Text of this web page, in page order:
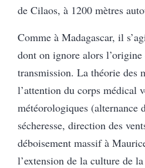
de Cilaos, à 1200 mètres
Comme à Madagascar, il
dont on ignore alors
transmission. La théorie des
l’attention du corps médical
météorologiques (alternance
sécheresse, direction des
déboisement massif à
l’extension de la culture de